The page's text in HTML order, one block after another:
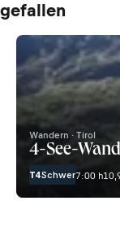
gefallen
Wandern · Tirol
4-See-
T4Schwer7:00 h